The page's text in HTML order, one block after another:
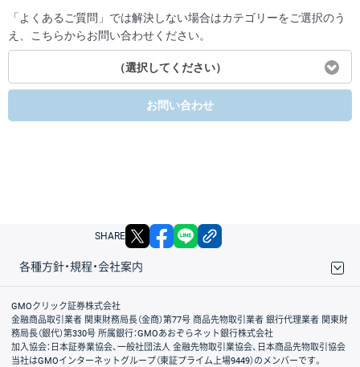
「よくあるご質問」では解決しない場合はカテゴリーをご選択のう
え、こちらからお問い合わせください。
（選択してください）
お問い合わせ
SHARE X facebook
各種方針・規程・会社案内
取引規程・約款
サイトマップ
その他のご案内
個人情報保護方針
最良執行方針
サイトのご利用について
ディスクレイマー
信託保全
リスク説明
会社案内
GMOクリック証券株式会社
金融商品取引業者 関東財務局長（金商）第77号 商品先物取引業者 銀行代理業者 関東財
務局長（銀代）第330号 所属銀行：GMOあおぞらネット銀行株式会社
加入協会：日本証券業協会、一般社団法人 金融先物取引業協会、日本商品先物取引協会
当社はGMOインターネットグループ（東証プライム上場9449）のメンバーです。